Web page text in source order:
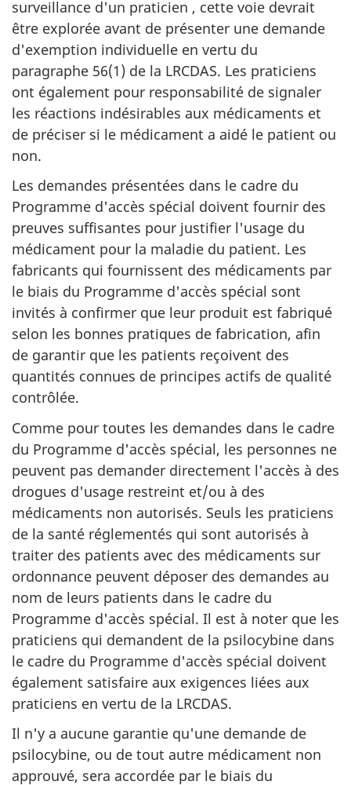
surveillance d'un praticien , cette voie devrait
être explorée avant de présenter une demande
d'exemption individuelle en vertu du
paragraphe 56(1) de la LRCDAS. Les praticiens
ont également pour responsabilité de signaler
les réactions indésirables aux médicaments et
de préciser si le médicament a aidé le patient ou
non.
Les demandes présentées dans le cadre du
Programme d'accès spécial doivent fournir des
preuves suffisantes pour justifier l'usage du
médicament pour la maladie du patient. Les
fabricants qui fournissent des médicaments par
le biais du Programme d'accès spécial sont
invités à confirmer que leur produit est fabriqué
selon les bonnes pratiques de fabrication, afin
de garantir que les patients reçoivent des
quantités connues de principes actifs de qualité
contrôlée.
Comme pour toutes les demandes dans le cadre
du Programme d'accès spécial, les personnes ne
peuvent pas demander directement l'accès à des
drogues d'usage restreint et/ou à des
médicaments non autorisés. Seuls les praticiens
de la santé réglementés qui sont autorisés à
traiter des patients avec des médicaments sur
ordonnance peuvent déposer des demandes au
nom de leurs patients dans le cadre du
Programme d'accès spécial. Il est à noter que les
praticiens qui demandent de la psilocybine dans
le cadre du Programme d'accès spécial doivent
également satisfaire aux exigences liées aux
praticiens en vertu de la LRCDAS.
Il n'y a aucune garantie qu'une demande de
psilocybine, ou de tout autre médicament non
approuvé, sera accordée par le biais du